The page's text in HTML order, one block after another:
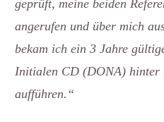
geprüft, meine beiden
angerufen und über mich
bekam ich ein 3 Jahre
Initialen CD (DONA) hinter
aufführen.“